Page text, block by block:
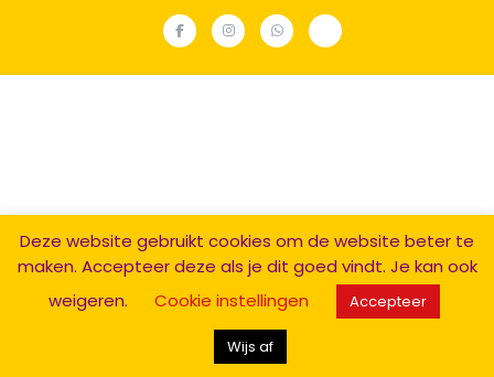
facebookInstagramWhatsapp
TIktok
Deze website gebruikt cookies om de website beter te
maken. Accepteer deze als je dit goed vindt. Je kan ook
weigeren.
Cookie instellingen Accepteer
Wijs af